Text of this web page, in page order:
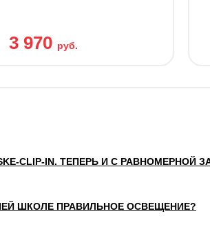
3 970 руб.
CLIP-IN. ТЕПЕРЬ И С РАВНОМЕРНОЙ
ШКОЛЕ ПРАВИЛЬНОЕ ОСВЕЩЕНИЕ?